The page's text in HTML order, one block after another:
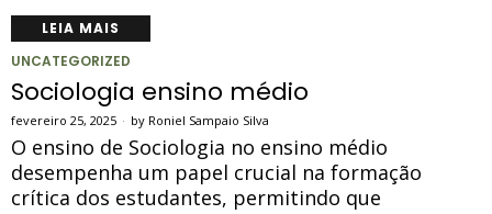
LEIA MAIS
UNCATEGORIZED
Sociologia ensino médio
fevereiro 25, 2025 by Roniel Sampaio Silva
O ensino de Sociologia no ensino médio
desempenha um papel crucial na formação
crítica dos estudantes, permitindo que